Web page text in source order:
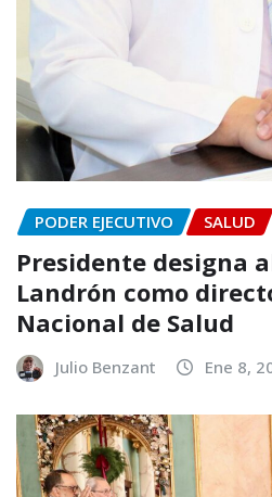
PODER EJECUTIVO SALUD
Presidente designa
Landrón como
Nacional de Salud
Julio Benzant Ene 8,